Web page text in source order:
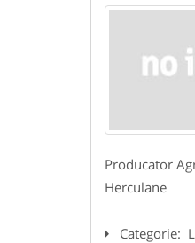
Producator
Herculane
Categorie: